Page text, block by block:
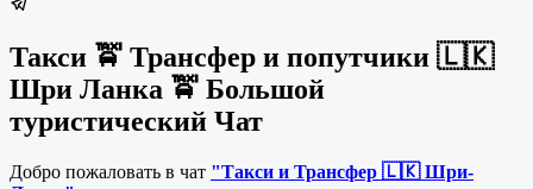
Такси 🚖 Трансфер и попутчики 🇱🇰
Шри Ланка 🚖 Большой
туристический Чат
Добро пожаловать в чат "Такси и Трансфер 🇱🇰 Шри-